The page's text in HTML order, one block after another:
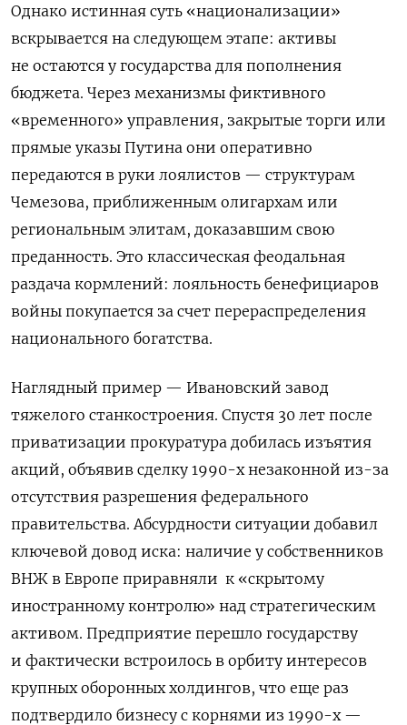
Однако истинная суть «национализации»
вскрывается на следующем этапе: активы
не остаются у государства для пополнения
бюджета. Через механизмы фиктивного
«временного» управления, закрытые торги или
прямые указы Путина они оперативно
передаются в руки лоялистов — структурам
Чемезова, приближенным олигархам или
региональным элитам, доказавшим свою
преданность. Это классическая феодальная
раздача кормлений: лояльность бенефициаров
войны покупается за счет перераспределения
национального богатства.
Наглядный пример — Ивановский завод
тяжелого станкостроения. Спустя 30 лет после
приватизации прокуратура добилась изъятия
акций, объявив сделку 1990-х незаконной из-за
отсутствия разрешения федерального
правительства. Абсурдности ситуации добавил
ключевой довод иска: наличие у собственников
ВНЖ в Европе приравняли к «скрытому
иностранному контролю» над стратегическим
активом. Предприятие перешло государству
и фактически встроилось в орбиту интересов
крупных оборонных холдингов, что еще раз
подтвердило бизнесу с корнями из 1990-х —